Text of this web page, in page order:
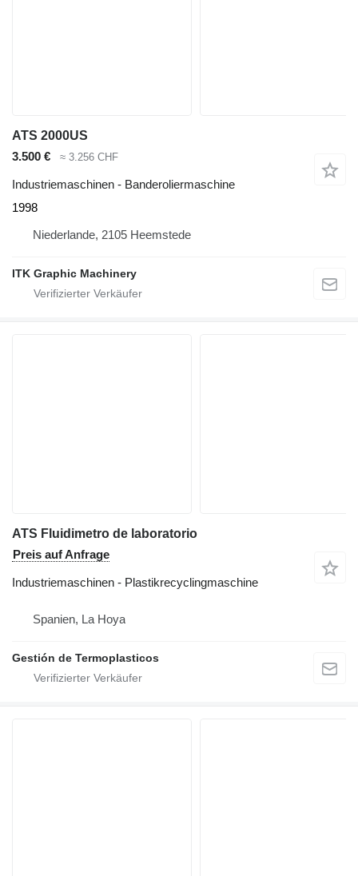
ATS 2000US
3.500 €
≈ 3.256 CHF
Industriemaschinen - Banderoliermaschine
1998
Niederlande, 2105 Heemstede
ITK Graphic Machinery
ATS Fluidimetro de laboratorio
Preis auf Anfrage
Industriemaschinen - Plastikrecyclingmaschine
Spanien, La Hoya
Gestión de Termoplasticos